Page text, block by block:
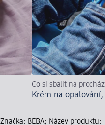
Co si sbalit na
Krém na
Značka: BEBA; Název produktu: